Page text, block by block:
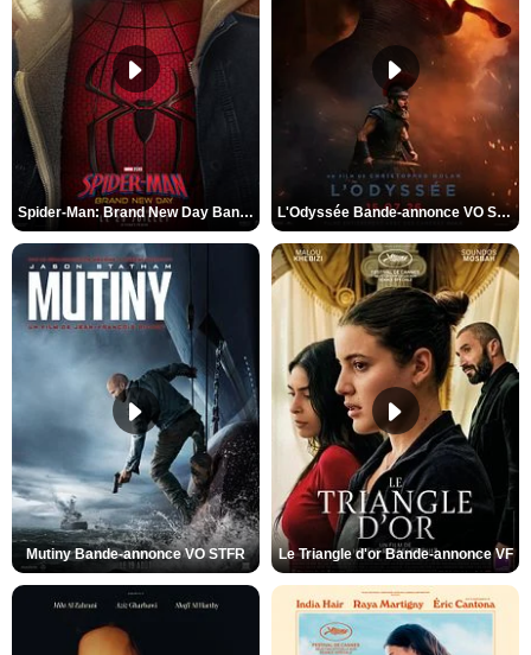
Spider-Man: Brand New Day Bande-annonce VO STFR L'Odyssée Bande-annonce VO STFR
Mutiny Bande-annonce VO STFR Le Triangle d'or Bande-annonce VF